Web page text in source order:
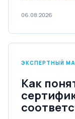
06.08.2026
ЭКСПЕРТНЫЙ
Как